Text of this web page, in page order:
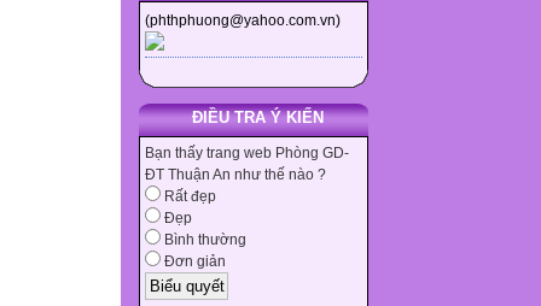
(phthphuong@yahoo.com.vn)
ĐIỀU TRA Ý KIẾN
Bạn thấy trang web Phòng GD-
ĐT Thuận An như thế nào ?
Rất đẹp
Đẹp
Bình thường
Đơn giản